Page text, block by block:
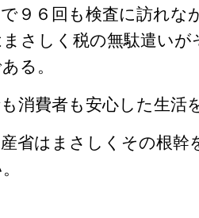
で９６回も検査に訪れな
さしく税の無駄遣い
る。
消費者も安心した生活
省はまさしくその根幹